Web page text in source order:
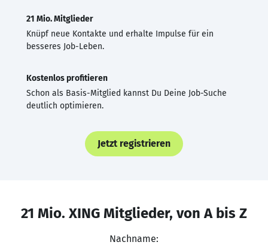
21 Mio. Mitglieder
Knüpf neue Kontakte und erhalte Impulse für ein
besseres Job-Leben.
Kostenlos profitieren
Schon als Basis-Mitglied kannst Du Deine Job-Suche
deutlich optimieren.
Jetzt registrieren
21 Mio. XING Mitglieder, von A bis Z
Nachname: